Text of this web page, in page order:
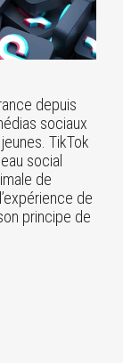
depuis
sociaux
TikTok
social
de
de
principe de